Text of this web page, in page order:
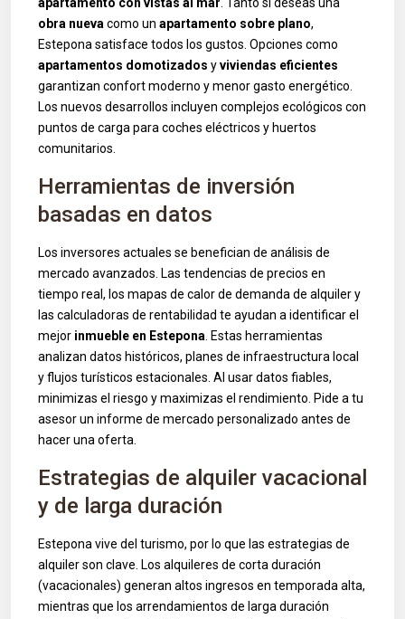
obra nueva como un apartamento sobre plano,
Estepona satisface todos los gustos. Opciones como
apartamentos domotizados yviviendas eficientes
garantizan confort moderno y menor gasto energético.
Los nuevos desarrollos incluyen complejos ecológicos con
puntos de carga para coches eléctricos y huertos
comunitarios.
Herramientas de inversión
basadas en datos
Los inversores actuales se benefician de análisis de
mercado avanzados. Las tendencias de precios en
tiempo real, los mapas de calor de demanda de alquiler y
las calculadoras de rentabilidad te ayudan a identificar el
mejor inmueble en Estepona . Estas herramientas
analizan datos históricos, planes de infraestructura local
y flujos turísticos estacionales. Al usar datos fiables,
minimizas el riesgo y maximizas el rendimiento. Pide a tu
asesor un informe de mercado personalizado antes de
hacer una oferta.
Estrategias de alquiler vacacional
y de larga duración
Estepona vive del turismo, por lo que las estrategias de
alquiler son clave. Los alquileres de corta duración
(vacacionales) generan altos ingresos en temporada alta,
mientras que los arrendamientos de larga duración